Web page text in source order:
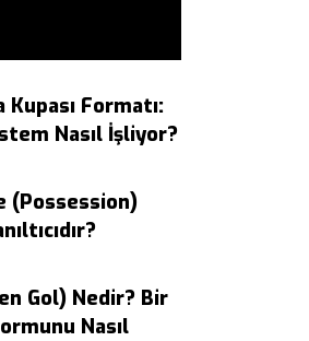
Kupası Formatı:
Nasıl İşliyor?
(Possession)
Gol) Nedir? Bir
Nasıl